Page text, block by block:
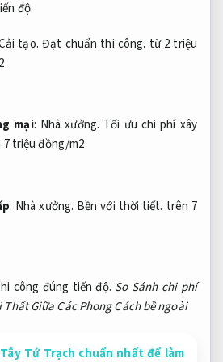
độ.
tạo. Đạt chuẩn thi công. từ 2 triệu
mại: Nhà xưởng. Tối ưu chi phí xây
7 triệu đồng/m2
: Nhà xưởng. Bền với thời tiết. trên 7
công đúng tiến độ. So Sánh chi phí
Giữa Các Phong Cách bề ngoài
Tứ Trạch chuẩn nhất để làm